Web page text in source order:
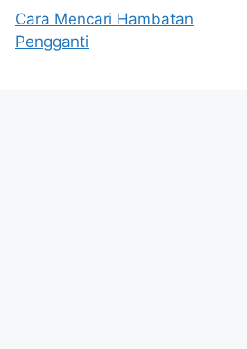
Cara Mencari Hambatan
Pengganti